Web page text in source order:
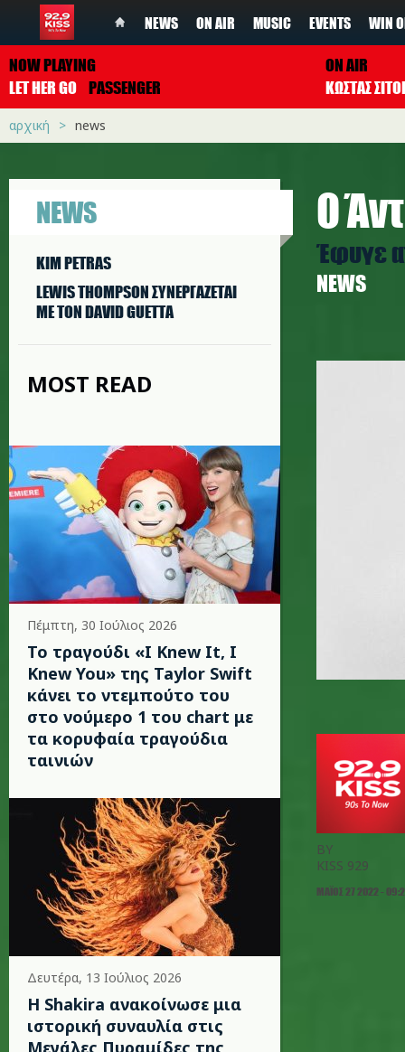
NEWS ON AIR MUSIC EVENTS WIN
NOW PLAYING
LET HER GO PASSENGER
ON AIR
ΚΩΣΤΑΣ
αρχική news
NEWS
KIM PETRAS
LEWIS THOMPSON ΣΥΝΕΡΓAΖΕΤΑΙ
ΜΕ ΤΟΝ DAVID GUETTA
MOST READ
Πέμπτη, 30 Ιούλιος 2026
Το τραγούδι «I Knew It, I
Knew You» της Taylor Swift
κάνει το ντεμπούτο του
στο νούμερο 1 του chart με
τα κορυφαία τραγούδια
ταινιών
Δευτέρα, 13 Ιούλιος 2026
Η Shakira ανακοίνωσε μια
ιστορική συναυλία στις
Μεγάλες Πυραμίδες της
Ο
Έφυγε
NEWS
BY
KISS 929
ΜΆΙΟΣ 27 2022 -